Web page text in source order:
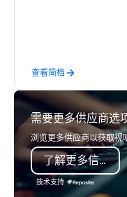
our team thrives on
challenges and is
staying ahead of
engagement
experiences, and
moments. Whether it’s
brand activation,
private celebration,
brings a fresh, dynamic
查看简档
需要更多供应商选
浏览更多供应商以获取视
了解更多信息
技术支持